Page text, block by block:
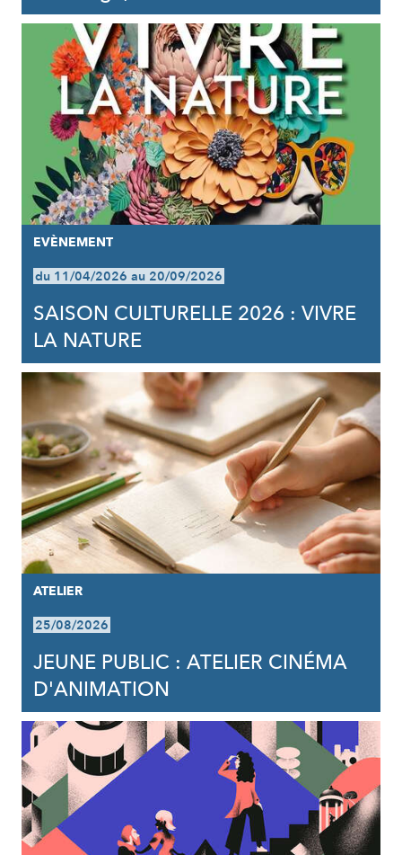
EVÈNEMENT
du 11/04/2026 au 20/09/2026
SAISON CULTURELLE 2026 : VIVRE
LA NATURE
ATELIER
25/08/2026
JEUNE PUBLIC : ATELIER CINÉMA
D'ANIMATION